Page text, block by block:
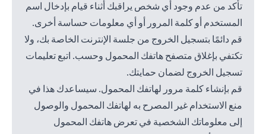
تأكد من عدم وجود أي شخص يراقبك أثناء قيام بإدخال اسم
المستخدم أو كلمة المرور أو أي معلومات حساسة أخرى.
قم دائمًا بتسجيل الخروج من جلسة الإنترنت الخاصة بك، ولا
تكتفي بإغلاق متصفح هاتفك المحمول وحسب. اتبع تعليمات
تسجيل الخروج لضمان حمايتك.
قم بإنشاء كلمة مرور لهاتفك المحمول. سيساعدك هذا في
منع الاستخدام غير المصرح به لهاتفك المحمول والوصول
إلى معلوماتك الشخصية في تعرض هاتفك المحمول